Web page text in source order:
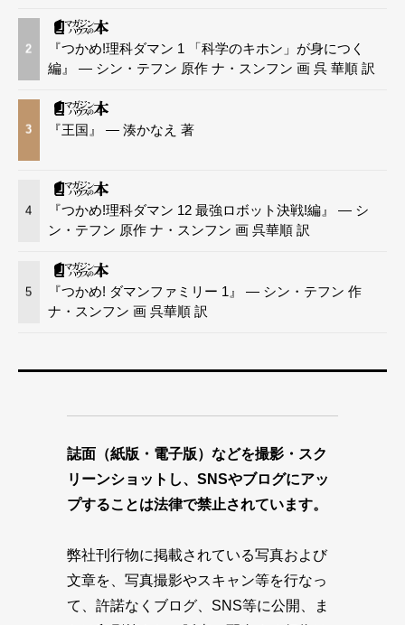
2
『つかめ!理科ダマン 1 「科学のキホン」が身につく
編』 — シン・テフン 原作 ナ・スンフン 画 呉 華順 訳
3 『王国』 — 湊かなえ 著
4
『つかめ!理科ダマン 12 最強ロボット決戦!編』 — シ
ン・テフン 原作 ナ・スンフン 画 呉華順 訳
5
『つかめ! ダマンファミリー 1』 — シン・テフン 作
ナ・スンフン 画 呉華順 訳
誌面（紙版・電子版）などを撮影・スク
リーンショットし、SNSやブログにアッ
プすることは法律で禁止されています。
弊社刊行物に掲載されている写真および
文章を、写真撮影やスキャン等を行なっ
て、許諾なくブログ、SNS等に公開、ま